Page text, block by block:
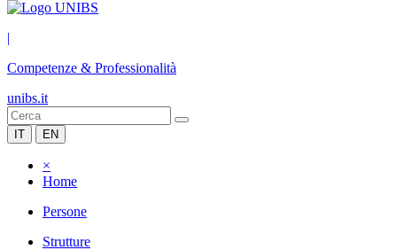
|
Competenze & Professionalità
unibs.it
IT EN
×
Home
Persone
Strutture